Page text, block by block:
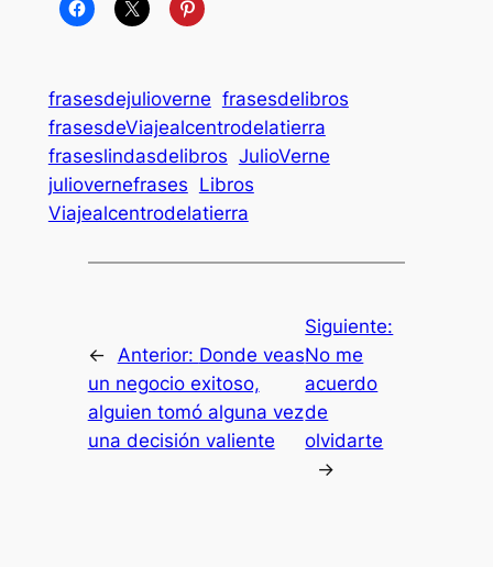
frasesdejulioverne frasesdelibros
frasesdeViajealcentrodelatierra
fraseslindasdelibros JulioVerne
juliovernefrases Libros
Viajealcentrodelatierra
← Anterior: Donde veas
un negocio exitoso,
alguien tomó alguna vez
una decisión valiente
Siguiente:
No me
acuerdo
de
olvidarte
→